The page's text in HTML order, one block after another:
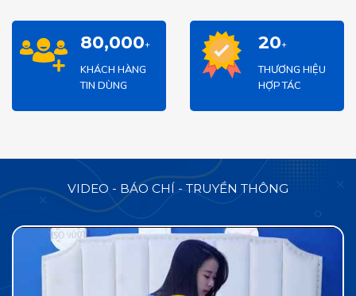
80,000+
KHÁCH HÀNG
TIN DÙNG
20+
THƯƠNG HIỆU
HỢP TÁC
VIDEO - BÁO CHÍ - TRUYỀN THÔNG